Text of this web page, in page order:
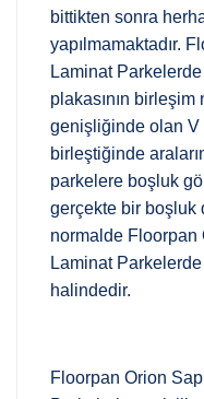
bittikten sonra
yapılmamaktadır.
Laminat
plakasının
genişliğinde olan V
birleştiğinde
parkelere boşluk
gerçekte bir boşluk
normalde Floorpan
Laminat
halindedir.
Floorpan Orion